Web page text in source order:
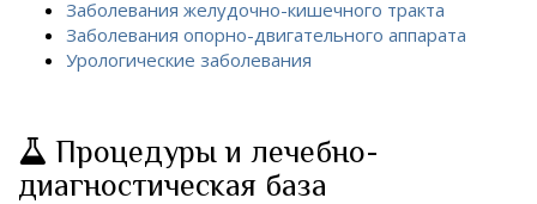
Заболевания желудочно-кишечного тракта
Заболевания опорно-двигательного аппарата
Урологические заболевания
Процедуры и лечебно-
диагностическая база